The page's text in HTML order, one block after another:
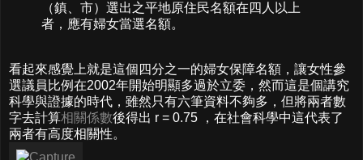
（鎮、市）選出之平地原住民名額在四人以上
者，應有婦女當選名額。
看起來感覺上就是這個四分之一的婦女保障名額，讓女性參
選議員比例在2002年開始明顯多過於立委，然而這是個講究
科學與證據的時代，雖然只有六筆資料不夠多，但將兩者數
字去計算相關係數後得出 r = 0.75 ，在社會科學中這代表了
兩者有高度相關性。